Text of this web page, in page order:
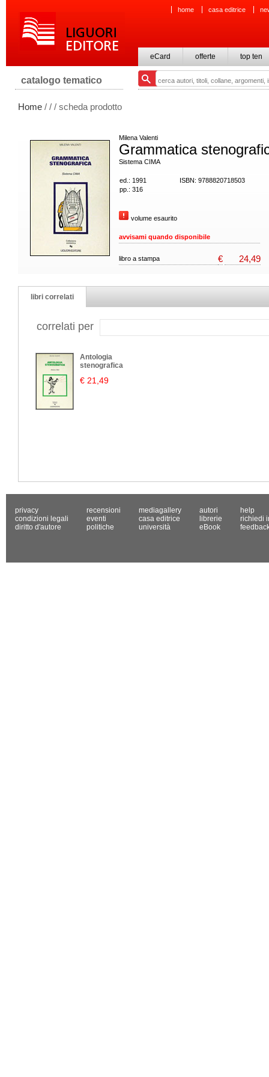
home casa editrice
eCard offerte top ten
catalogo tematico
Home / / / scheda prodotto
Milena Valenti
Grammatica
Sistema CIMA
ed.: 1991
ISBN: 9788820718503
pp.: 316
volume esaurito
avvisami quando disponibile
libro a stampa € 24,49
libri correlati
correlati per
Antologia
stenografica
€ 21,49
privacy
condizioni legali
diritto d'autore
recensioni
eventi
politiche
mediagallery
casa editrice
università
autori
librerie
eBook
help
richiedi